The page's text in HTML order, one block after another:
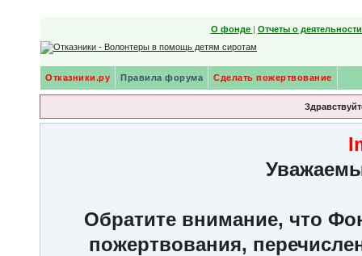
О фонде | Отчеты о
Отказники.ру Правила форума Сделать пожертвование
Обратите внимание, что
пожертвования,